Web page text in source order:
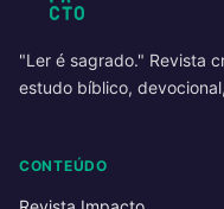
"Ler é sagrado." Revista
estudo bíblico,
CONTEÚDO